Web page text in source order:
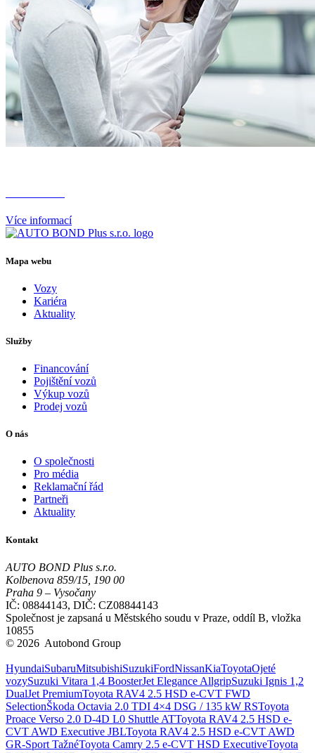
Více informací
Mapa webu
Vozy
Kariéra
Aktuality
Služby
Financování
Pojištění vozů
Výkup vozů
Prodej vozů
O nás
O společnosti
Pro média
Reklamační řád
Partneři
Aktuality
Kontakt
AUTO BOND Plus s.r.o.
Kolbenova 859/15, 190 00
Praha 9 – Vysočany
IČ: 08844143, DIČ: CZ08844143
Společnost je zapsaná u Městského soudu v Praze, oddíl B, vložka
10855
© 2026 Autobond Group
HyundaiSubaruMitsubishiSuzukiFordNissanKiaToyotaOjeté
vozySuzuki Vitara 1,4 BoosterJet Elegance AllgripSuzuki Ignis 1,2
DualJet PremiumToyota RAV4 2.5 HSD e-CVT FWD
SelectionŠkoda Octavia 2.0 TDI 4×4 DSG / 135 kW RSToyota
Proace Verso 2.0 D-4D L0 Shuttle ATToyota RAV4 2.5 HSD e-
CVT AWD Executive JBLToyota RAV4 2.5 HSD e-CVT AWD
GR-Sport TažnéToyota Camry 2.5 e-CVT HSD ExecutiveToyota